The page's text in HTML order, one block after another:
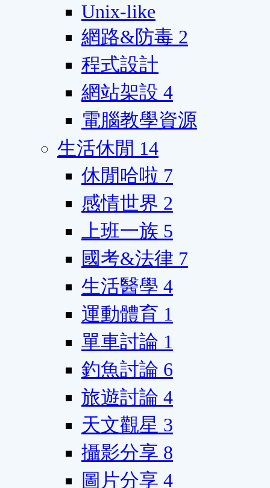
Unix-like
網路&防毒 2
程式設計
網站架設 4
電腦教學資源
生活休閒 14
休閒哈啦 7
感情世界 2
上班一族 5
國考&法律 7
生活醫學 4
運動體育 1
單車討論 1
釣魚討論 6
旅遊討論 4
天文觀星 3
攝影分享 8
圖片分享 4